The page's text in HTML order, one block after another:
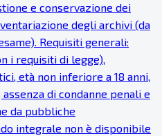
e conservazione dei
degli archivi (da
Requisiti generali:
i requisiti di legge),
età non inferiore a 18 anni,
di condanne penali e
da pubbliche
integrale non è disponibile